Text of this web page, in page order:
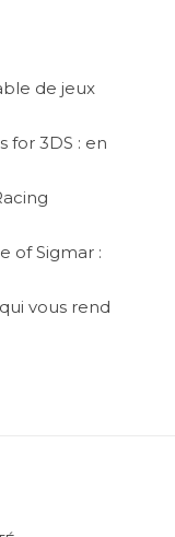
de jeux
for 3DS : en
of Sigmar :
vous rend